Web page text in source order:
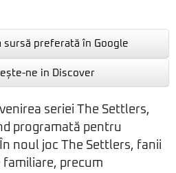
sursă preferată în Google
ne in Discover
seriei The Settlers,
programată pentru
noul joc The Settlers, fanii
precum